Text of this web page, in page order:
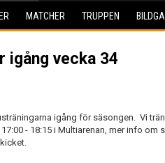
MATCHER TRUPPEN
igång vecka 34
igång för säsongen. Vi
- 18:15 i Multiarenan, mer info om